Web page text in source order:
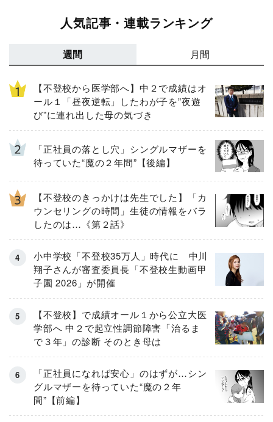
人気記事・連載ランキング
週間 月間
【不登校から医学部へ】中２で成績はオ
ール１「昼夜逆転」したわが子を”夜遊
び”に連れ出した母の気づき
「正社員の落とし穴」シングルマザーを
待っていた“魔の２年間”【後編】
【不登校のきっかけは先生でした】「カ
ウンセリングの時間」生徒の情報をバラ
したのは…《第２話》
小中学校「不登校35万人」時代に 中川
翔子さんが審査委員長「不登校生動画甲
子園 2026」が開催
【不登校】で成績オール１から公立大医
学部へ 中２で起立性調節障害「治るま
で３年」の診断 そのとき母は
「正社員になれば安心」のはずが…シン
グルマザーを待っていた“魔の２年
間”【前編】